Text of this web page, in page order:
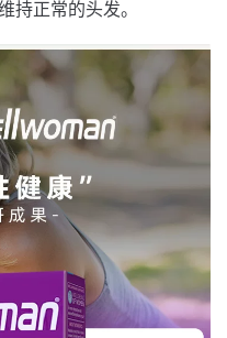
持正常的头发。